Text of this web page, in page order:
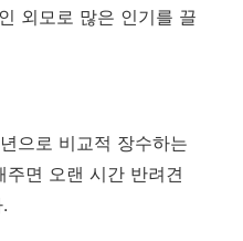
외모로 많은 인기를 끌
으로 비교적 장수하는
면 오랜 시간 반려견